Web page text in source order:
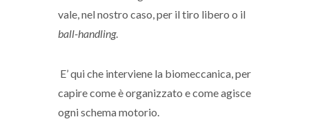
vale, nel nostro caso, per il tiro libero o il
ball-handling.
E’ qui che interviene la biomeccanica, per
capire come è organizzato e come agisce
ogni schema motorio.